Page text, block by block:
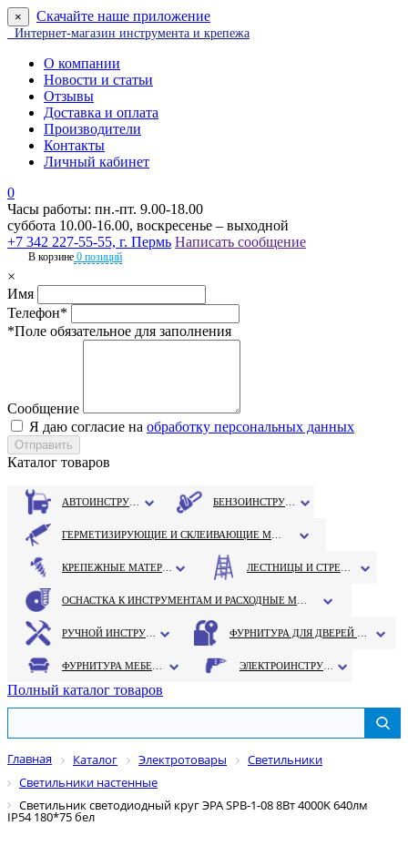
× Скачайте наше приложение
Интернет-магазин инструмента и крепежа
О компании
Новости и статьи
Отзывы
Доставка и оплата
Производители
Контакты
Личный кабинет
0
Часы работы: пн.-пт. 9.00-18.00
суббота 10.00-16.00, воскресенье – выходной
+7 342 227-55-55, г. Пермь Написать сообщение
В корзине 0 позиций
×
Имя
Телефон*
*Поле обязательное для заполнения
Сообщение
Я даю согласие на обработку персональных данных
Каталог товаров
Полный каталог товаров
Главная Каталог Электротовары
Светильники
Светильники настенные
Светильник светодиодный круг ЭРА SPB-1-08 8Вт 4000K 640лм
IP54 180*75 бел